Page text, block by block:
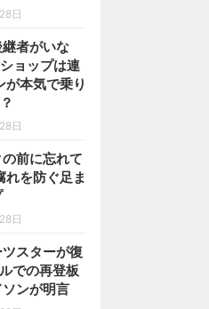
日
継者がいな
ョップは連
が本気で乗り
日
前に忘れて
れを防ぐ足ま
日
ツスターが復
での再登板
ンが明言